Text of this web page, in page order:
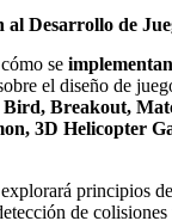
al Desarrollo de
se
el diseño de
Breakout,
3D Helicopter
principios
de